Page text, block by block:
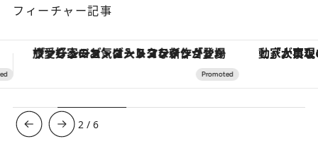
フィーチャー記事
「大事なのは地域の意識を変えること」。ロレックス賞受賞の自然保護活動家が実現させたナイジェリアの自然環境の復活 【夏限定ディナーコース】旬を
3 /6